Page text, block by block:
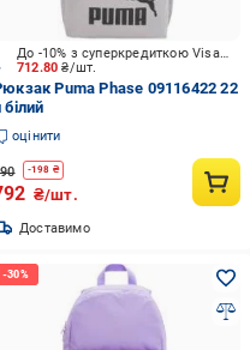
712.80₴/шт.
До -10% з суперкредиткою Visa Вигода
Puma Phase 09116422 22
білий
оцінити
-198 ₴
₴/шт.
Доставимо